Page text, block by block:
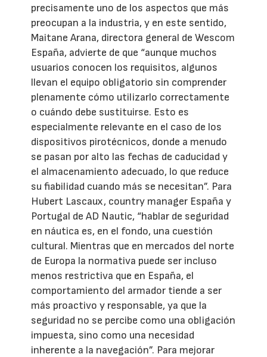
precisamente uno de los aspectos que más
preocupan a la industria, y en este sentido,
Maitane Arana, directora general de Wescom
España, advierte de que “aunque muchos
usuarios conocen los requisitos, algunos
llevan el equipo obligatorio sin comprender
plenamente cómo utilizarlo correctamente
o cuándo debe sustituirse. Esto es
especialmente relevante en el caso de los
dispositivos pirotécnicos, donde a menudo
se pasan por alto las fechas de caducidad y
el almacenamiento adecuado, lo que reduce
su fiabilidad cuando más se necesitan”. Para
Hubert Lascaux, country manager España y
Portugal de AD Nautic, “hablar de seguridad
en náutica es, en el fondo, una cuestión
cultural. Mientras que en mercados del norte
de Europa la normativa puede ser incluso
menos restrictiva que en España, el
comportamiento del armador tiende a ser
más proactivo y responsable, ya que la
seguridad no se percibe como una obligación
impuesta, sino como una necesidad
inherente a la navegación”. Para mejorar